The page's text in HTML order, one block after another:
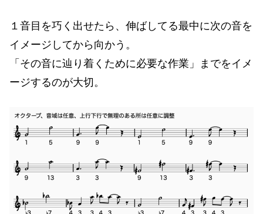
１音目を巧く出せたら、伸ばしてる最中に次の音を
イメージしてから向かう。
「その音に辿り着くために必要な作業」までをイメ
ージするのが大切。